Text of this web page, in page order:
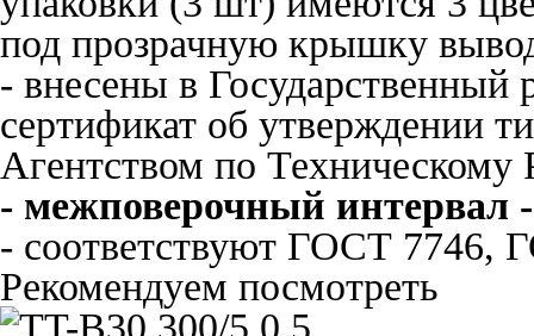
под прозрачную крышку
- внесены в Государственный
сертификат об утверждении
Агентством по
- межповерочный интервал
- соответствуют ГОСТ 7746,
Рекомендуем посмотреть